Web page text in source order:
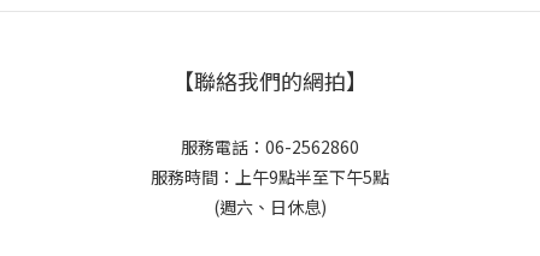
【聯絡我們的網拍】
服務電話：06-2562860
服務時間：上午9點半至下午5點
(週六、日休息)